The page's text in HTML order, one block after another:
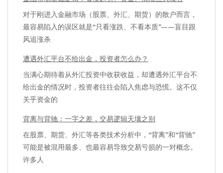
对于刚进入金融市场（股票、外汇、期货）的散户而言，
最容易陷入的误区就是“只看涨跌、不看本质”——盲目跟
风追涨杀
遭遇外汇平台不给出金，投资者怎么办？
当满心期待着从外汇投资中收获收益，却遭遇外汇平台不
给出金的情况时，投资者往往会陷入焦虑与恐慌。这不仅
关乎资金的
背离与背驰：一字之差，交易逻辑天壤之别
在股票、期货、外汇等各类技术分析中，“背离”和“背驰”
可能是被混用最多、也最容易导致交易亏损的一对概念。
许多人